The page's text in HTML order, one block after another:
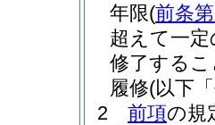
年限(前条
超えて一
修了する
履修(以下
2
前項の規